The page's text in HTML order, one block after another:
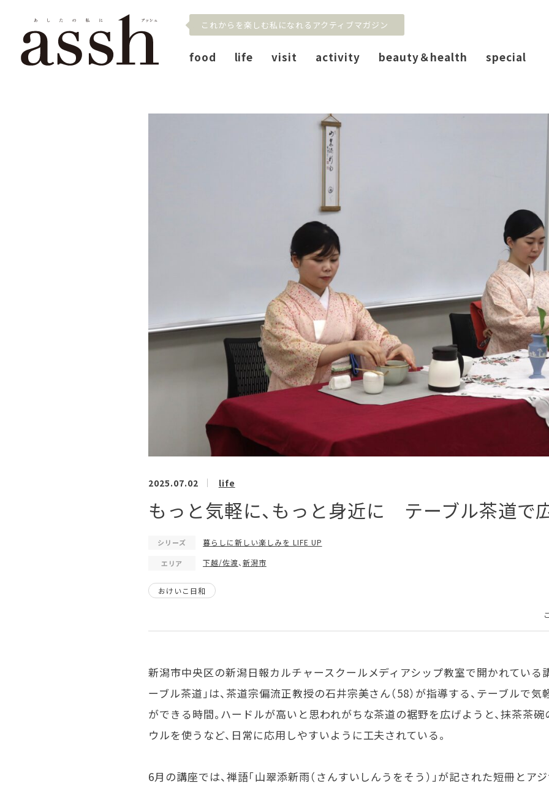
これからを楽しむ私になれるアクティブマガジン
food life visit activity beauty＆health special
2025.07.02 life
もっと気軽に、もっと身近に テーブル茶道で
シリーズ 暮らしに新しい楽しみを LIFE UP
エリア 下越/佐渡、 新潟市
おけいこ日和
新潟市中央区の新潟日報カルチャースクールメディアシップ教室で開かれている
ーブル茶道」は、茶道宗偏流正教授の石井宗美さん（58）が指導する、テーブルで
ができる時間。ハードルが高いと思われがちな茶道の裾野を広げようと、抹茶茶
ウルを使うなど、日常に応用しやすいように工夫されている。
6月の講座では、禅語「山翠添新雨（さんすいしんうをそう）」が記された短冊とア